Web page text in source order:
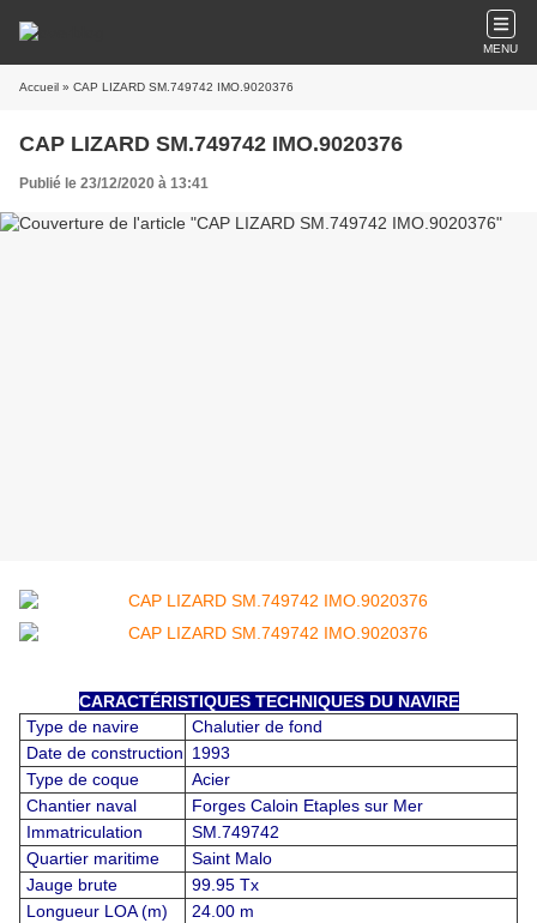
MENU
Accueil » CAP LIZARD SM.749742 IMO.9020376
CAP LIZARD SM.749742 IMO.9020376
Publié le 23/12/2020 à 13:41
CARACTÉRISTIQUES TECHNIQUES DU NAVIRE
Type de navire
Chalutier de fond
Date de construction 1993
Type de coque
Acier
Chantier naval
Forges Caloin Etaples sur Mer
Immatriculation
SM.749742
Quartier maritime
Saint Malo
Jauge brute
99.95 Tx
Longueur LOA (m)
24.00 m